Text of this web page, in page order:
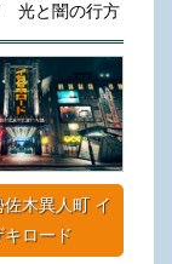
光と闇の行方
木異人町 イ
キロード